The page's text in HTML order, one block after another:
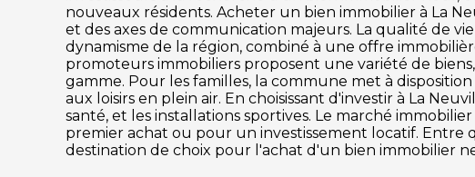
nouveaux résidents. Acheter un bien immobilier à La
et des axes de communication majeurs. La qualité de
dynamisme de la région, combiné à une offre
promoteurs immobiliers proposent une variété de
gamme. Pour les familles, la commune met à
aux loisirs en plein air. En choisissant d'investir à La
santé, et les installations sportives. Le marché
premier achat ou pour un investissement locatif. Entre
destination de choix pour l'achat d'un bien immobilier